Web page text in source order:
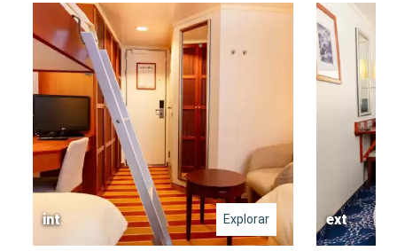
int Explorar ext